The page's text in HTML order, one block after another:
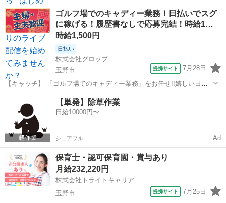
（17LIVE／Pococha／IRIAM など）でライブ配信するお仕事です。
——————————— 配信内容はぜんぶ自由
——————————— ・今日...
岡山 玉野市 備前田井駅 イベントスタッフ
ゴルフ場でのキャディー業務！日払いでスグ
に稼げる！履歴書なしで応募完結！時給1…
時給1,500円
日払い
株式会社グロップ
玉野市
提携サイト 7月28日
【キャッチ】 「ゴルフ場でのキャディー業務」をお任せ!!嬉しい日払
い制度あり♪未経験から活躍中のスタッフ多数♪【ゴルフ好き必見！】
ゴルフ場でのポーター及びキャディーのお仕事です！夏場はドリンク
支給あり♪ 【コメント】 ＊＊...
その他
【単発】除草作業
日給10000円〜
シェアフル Ad
保育士・認可保育園・賞与あり
月給232,220円
株式会社トライトキャリア
玉野市
提携サイト 7月25日